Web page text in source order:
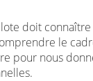
doit
le
pour nous